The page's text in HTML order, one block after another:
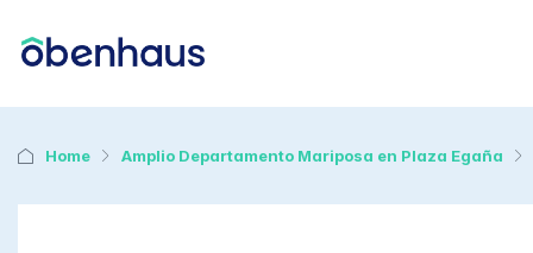
Home Amplio Departamento Mariposa en Plaza Egaña